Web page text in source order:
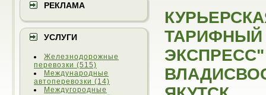
РЕКЛАМА
УСЛУГИ
Железнодорожные
перевозки (515)
Международные
автоперевозки (14)
Междугородные
ТАРИФНЫЙ
ЭКСПРЕСС"